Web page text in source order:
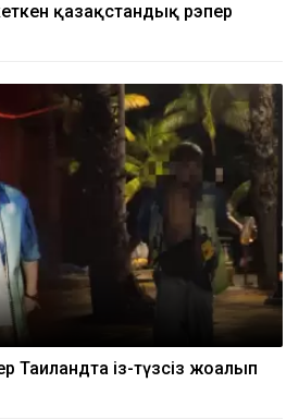
қазақстандық рэпер
Таиландта із-түзсіз жоғалып